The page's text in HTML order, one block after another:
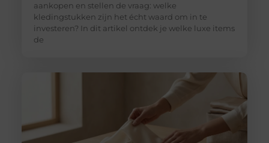
aankopen en stellen de vraag: welke
kledingstukken zijn het écht waard om in te
investeren? In dit artikel ontdek je welke luxe items
de